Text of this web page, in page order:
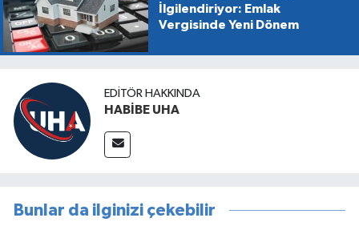
İlgilendiriyor: Emlak
Vergisinde Yeni Dönem
EDITÖR HAKKINDA
HABİBE UHA
Bunlar da ilginizi çekebilir